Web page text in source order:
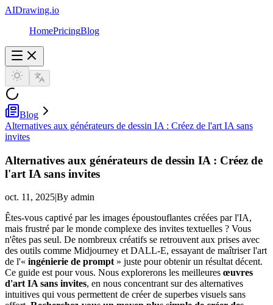
AIDrawing.io
HomePricingBlog
Blog
Alternatives aux générateurs de dessin IA : Créez de l'art IA sans
invites
Alternatives aux générateurs de dessin IA : Créez de
l'art IA sans invites
oct. 11, 2025|By admin
Êtes-vous captivé par les images époustouflantes créées par l'IA,
mais frustré par le monde complexe des invites textuelles ? Vous
n'êtes pas seul. De nombreux créatifs se retrouvent aux prises avec
des outils comme Midjourney et DALL-E, essayant de maîtriser l'art
de l'« ingénierie de prompt» juste pour obtenir un résultat décent.
Ce guide est pour vous. Nous explorerons les meilleures œuvres
d'art IA sans invites, en nous concentrant sur des alternatives
intuitives qui vous permettent de créer de superbes visuels sans